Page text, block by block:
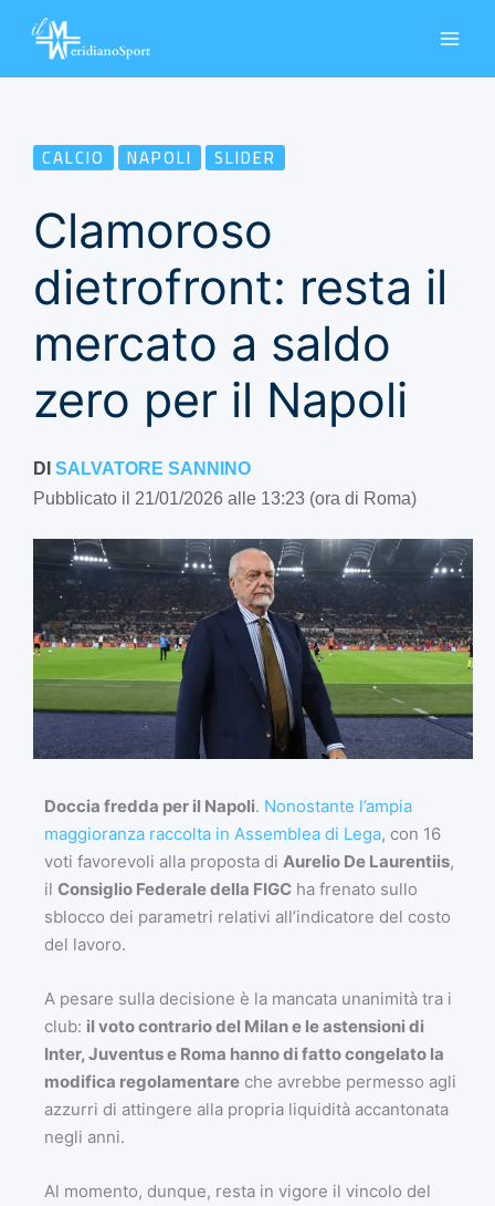
CALCIO NAPOLI SLIDER
Clamoroso
dietrofront: resta il
mercato a saldo
zero per il Napoli
DI SALVATORE SANNINO
Pubblicato il 21/01/2026 alle 13:23 (ora di Roma)
Doccia fredda per il Napoli. Nonostante l’ampia
maggioranza raccolta in Assemblea di Lega, con 16
voti favorevoli alla proposta di Aurelio De Laurentiis,
il Consiglio Federale della FIGC ha frenato sullo
sblocco dei parametri relativi all’indicatore del costo
del lavoro.
A pesare sulla decisione è la mancata unanimità tra i
club: il voto contrario del Milan e le astensioni di
Inter, Juventus e Roma hanno di fatto congelato la
modifica regolamentare che avrebbe permesso agli
azzurri di attingere alla propria liquidità accantonata
negli anni.
Al momento, dunque, resta in vigore il vincolo del